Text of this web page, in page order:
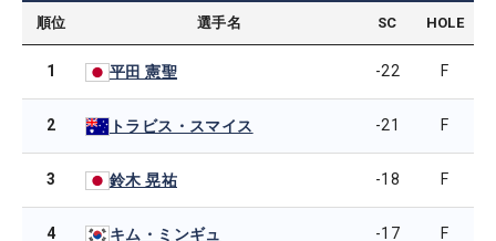
順位 選手名 SC HOLE
1 平田 憲聖 -22 F
2 トラビス・スマイス -21 F
3 鈴木 晃祐 -18 F
4 キム・ミンギュ -17 F